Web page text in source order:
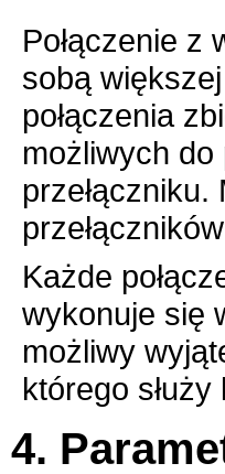
Połączenie z
sobą
połączenia
możliwych do
Każde
wykonuje się
możliwy
którego
4.